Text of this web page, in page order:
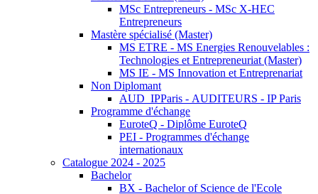
MSc Entrepreneurs - MSc X-HEC
Entrepreneurs
Mastère spécialisé (Master)
MS ETRE - MS Energies Renouvelables :
Technologies et Entrepreneuriat (Master)
MS IE - MS Innovation et Entreprenariat
Non Diplomant
AUD_IPParis - AUDITEURS - IP Paris
Programme d'échange
EuroteQ - Diplôme EuroteQ
PEI - Programmes d'échange
internationaux
Catalogue 2024 - 2025
Bachelor
BX - Bachelor of Science de l'Ecole